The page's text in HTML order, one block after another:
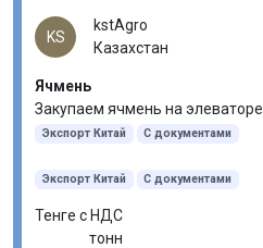
KS
kstAgro
Казахстан
Ячмень
Закупаем ячмень на
Экспорт Китай С документами
Экспорт Китай С документами
Тенге с НДС
тонн